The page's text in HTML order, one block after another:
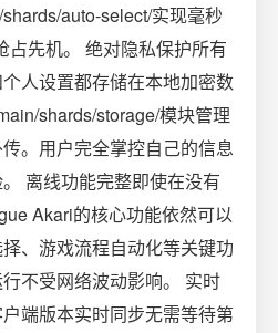
auto-select/实现毫秒
占先机。 绝对隐私保护所有
人设置都存储在本地加密数
shards/storage/模块管理
。用户完全掌控自己的信息
离线功能完整即使在没有
Akari的核心功能依然可以
、游戏流程自动化等关键功
不受网络波动影响。 实时
端版本实时同步无需等待第